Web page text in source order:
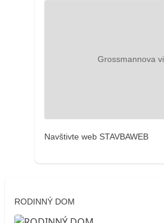
Navštivte web STAVBAWEB
RODINNÝ DOM